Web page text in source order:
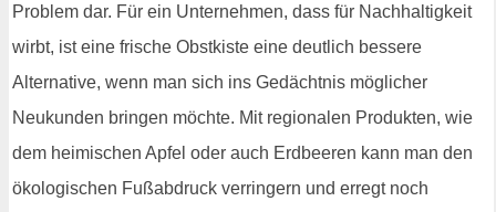
Problem dar. Für ein Unternehmen, dass für Nachhaltigkeit
wirbt, ist eine frische Obstkiste eine deutlich bessere
Alternative, wenn man sich ins Gedächtnis möglicher
Neukunden bringen möchte. Mit regionalen Produkten, wie
dem heimischen Apfel oder auch Erdbeeren kann man den
ökologischen Fußabdruck verringern und erregt noch